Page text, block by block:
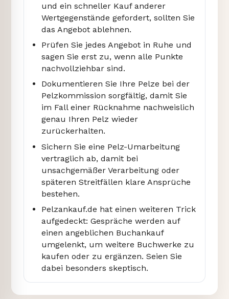
und ein schneller Kauf anderer
Wertgegenstände gefordert, sollten Sie
das Angebot ablehnen.
Prüfen Sie jedes Angebot in Ruhe und
sagen Sie erst zu, wenn alle Punkte
nachvollziehbar sind.
Dokumentieren Sie Ihre Pelze bei der
Pelzkommission sorgfältig, damit Sie
im Fall einer Rücknahme nachweislich
genau Ihren Pelz wieder
zurückerhalten.
Sichern Sie eine Pelz-Umarbeitung
vertraglich ab, damit bei
unsachgemäßer Verarbeitung oder
späteren Streitfällen klare Ansprüche
bestehen.
Pelzankauf.de hat einen weiteren Trick
aufgedeckt: Gespräche werden auf
einen angeblichen Buchankauf
umgelenkt, um weitere Buchwerke zu
kaufen oder zu ergänzen. Seien Sie
dabei besonders skeptisch.